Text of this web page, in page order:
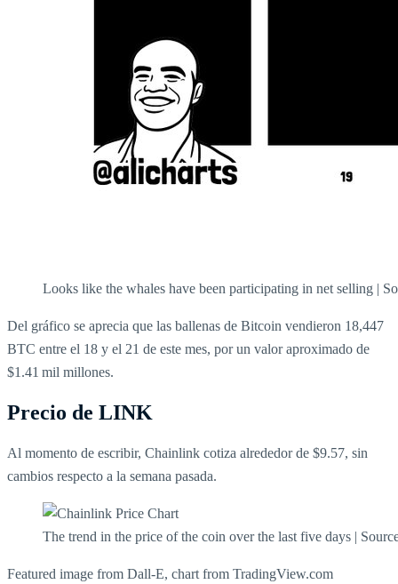
Looks like the whales have been participating in net selling |
Del gráfico se aprecia que las ballenas de Bitcoin vendieron 18,447
BTC entre el 18 y el 21 de este mes, por un valor aproximado de
$1.41 mil millones.
Precio de LINK
Al momento de escribir, Chainlink cotiza alrededor de $9.57, sin
cambios respecto a la semana pasada.
The trend in the price of the coin over the last five days |
Featured image from Dall-E, chart from TradingView.com